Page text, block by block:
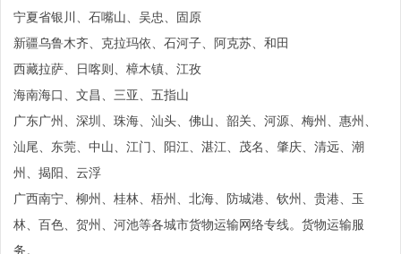
宁夏省银川、石嘴山、吴忠、固原
新疆乌鲁木齐、克拉玛依、石河子、阿克苏、和田
西藏拉萨、日喀则、樟木镇、江孜
海南海口、文昌、三亚、五指山
广东广州、深圳、珠海、汕头、佛山、韶关、河源、梅州、惠州、
汕尾、东莞、中山、江门、阳江、湛江、茂名、肇庆、清远、潮
州、揭阳、云浮
广西南宁、柳州、桂林、梧州、北海、防城港、钦州、贵港、玉
林、百色、贺州、河池等各城市货物运输网络专线。货物运输服
务。